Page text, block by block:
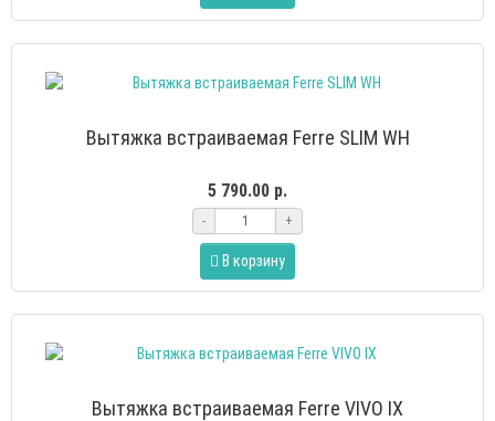
Вытяжка встраиваемая Ferre SLIM WH
5 790.00 р.
- +
В корзину
Вытяжка встраиваемая Ferre VIVO IX